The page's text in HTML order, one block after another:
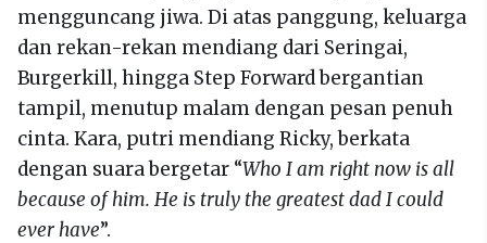
mengguncang jiwa. Di atas panggung, keluarga
dan rekan-rekan mendiang dari Seringai,
Burgerkill, hingga Step Forward bergantian
tampil, menutup malam dengan pesan penuh
cinta. Kara, putri mendiang Ricky, berkata
dengan suara bergetar “Who I am right now is all
because of him. He is truly the greatest dad I could
ever have”.